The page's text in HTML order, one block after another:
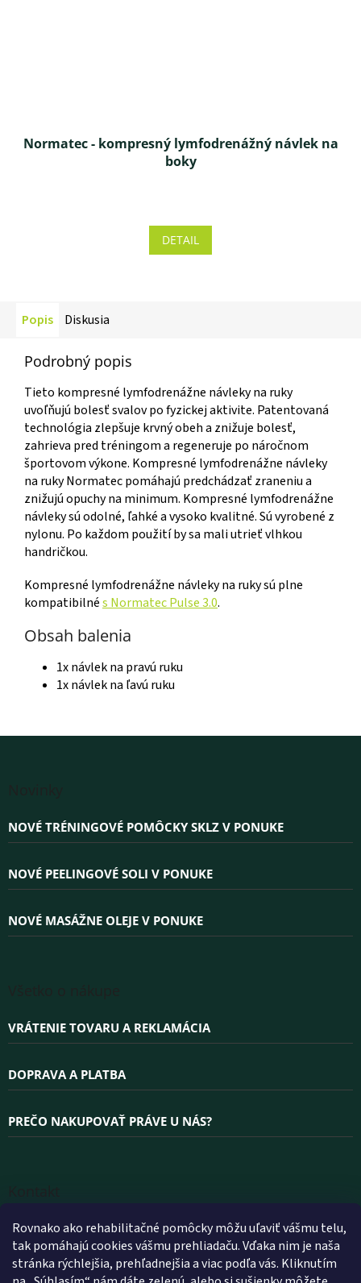
Rovnako ako rehabilitačné pomôcky môžu uľaviť vášmu telu,
tak pomáhajú cookies vášmu prehliadaču. Vďaka nim je naša
stránka rýchlejšia, prehľadnejšia a viac podľa vás. Kliknutím
Normatec - kompresný lymfodrenážný návlek na
boky
DETAIL
Popis Diskusia
Podrobný popis
Tieto kompresné lymfodrenážne návleky na ruky
uvoľňujú bolesť svalov po fyzickej aktivite. Patentovaná
technológia zlepšuje krvný obeh a znižuje bolesť,
zahrieva pred tréningom a regeneruje po náročnom
športovom výkone. Kompresné lymfodrenážne návleky
na ruky Normatec pomáhajú predchádzať zraneniu a
znižujú opuchy na minimum. Kompresné lymfodrenážne
návleky sú odolné, ľahké a vysoko kvalitné. Sú vyrobené z
nylonu. Po každom použití by sa mali utrieť vlhkou
handričkou.
Kompresné lymfodrenážne návleky na ruky sú plne
kompatibilnés Normatec Pulse 3.0.
Obsah balenia
1x návlek na pravú ruku
1x návlek na ľavú ruku
NOVÉ TRÉNINGOVÉ POMÔCKY SKLZ V PONUKE
NOVÉ PEELINGOVÉ SOLI V PONUKE
NOVÉ MASÁŽNE OLEJE V PONUKE
VRÁTENIE TOVARU A REKLAMÁCIA
DOPRAVA A PLATBA
PREČO NAKUPOVAŤ PRÁVE U NÁS?
INFO@WELLEA.SK
+420 800 200 900
+420 602 112 602